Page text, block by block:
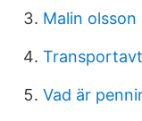
Malin olsson
Vad är